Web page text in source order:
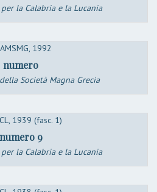
la Calabria e la Lucania
numero
Società Magna Grecia
numero 9
la Calabria e la Lucania